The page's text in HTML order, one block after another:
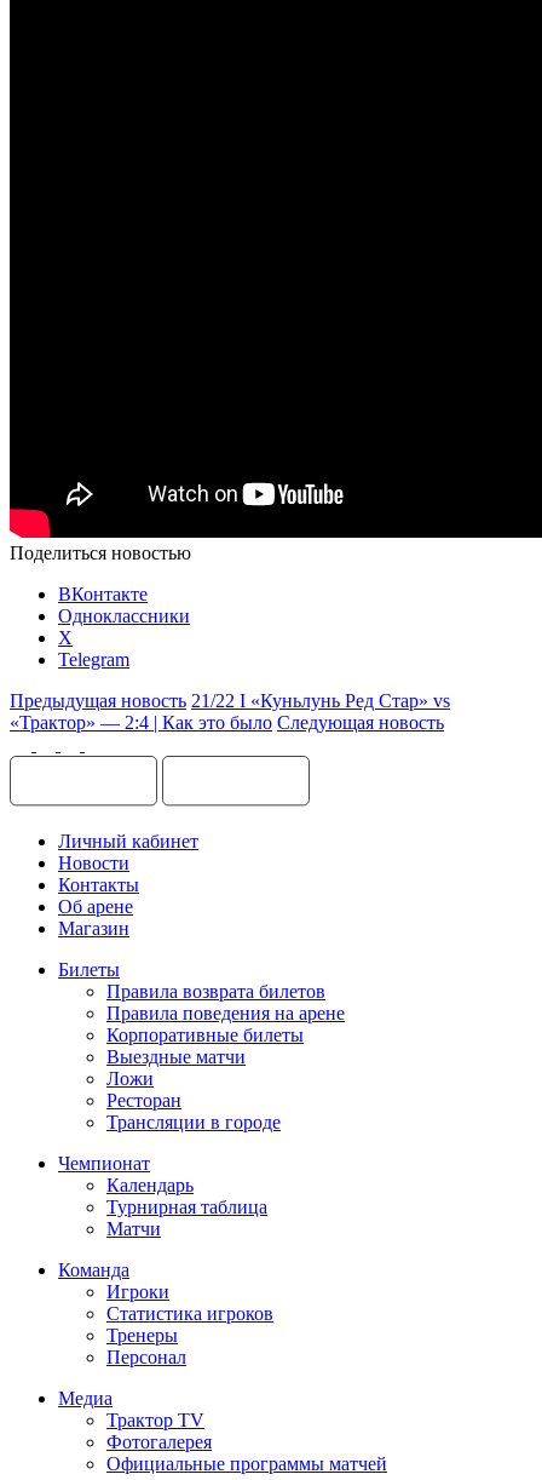
Поделиться новостью
ВКонтакте
Одноклассники
X
Telegram
Предыдущая новость 21/22 I «Куньлунь Ред Стар» vs
«Трактор» — 2:4 | Как это было Следующая новость
Личный кабинет
Новости
Контакты
Об арене
Магазин
Билеты
Правила возврата билетов
Правила поведения на арене
Корпоративные билеты
Выездные матчи
Ложи
Ресторан
Трансляции в городе
Чемпионат
Календарь
Турнирная таблица
Матчи
Команда
Игроки
Статистика игроков
Тренеры
Персонал
Медиа
Трактор TV
Фотогалерея
Официальные программы матчей